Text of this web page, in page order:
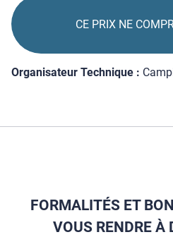
CE PRIX NE
Organisateur Technique :
FORMALITÉS ET
VOUS RENDRE À